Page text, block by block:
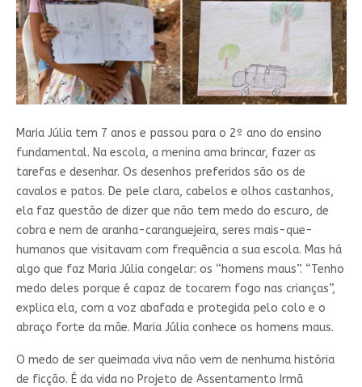
Maria Júlia tem 7 anos e passou para o 2º ano do ensino
fundamental. Na escola, a menina ama brincar, fazer as
tarefas e desenhar. Os desenhos preferidos são os de
cavalos e patos. De pele clara, cabelos e olhos castanhos,
ela faz questão de dizer que não tem medo do escuro, de
cobra e nem de aranha-caranguejeira, seres mais-que-
humanos que visitavam com frequência a sua escola. Mas há
algo que faz Maria Júlia congelar: os “homens maus”. “Tenho
medo deles porque é capaz de tocarem fogo nas crianças”,
explica ela, com a voz abafada e protegida pelo colo e o
abraço forte da mãe. Maria Júlia conhece os homens maus.
O medo de ser queimada viva não vem de nenhuma história
de ficção. É da vida no Projeto de Assentamento Irmã